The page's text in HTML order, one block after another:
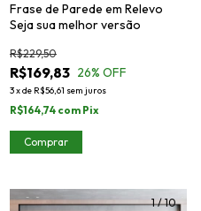
Frase de Parede em Relevo
Seja sua melhor versão
R$169,83
R$229,50
26% OFF
3xde R$56,61 sem juros
R$164,74 com Pix
Comprar
1/10